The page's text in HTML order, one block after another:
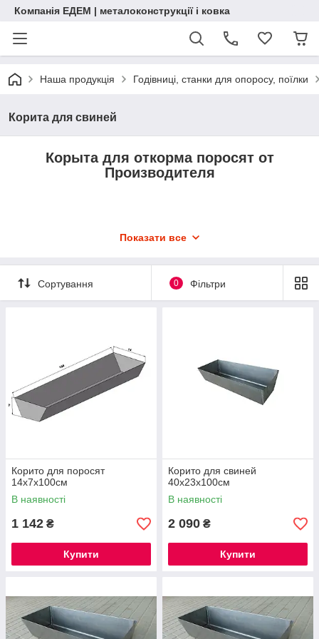
Компанія ЕДЕМ | металоконструкції і ковка
Наша продукція Годівниці, станки для опоросу, поїлки
Корита для свиней
Корыта для откорма поросят от
Производителя
Изготавливаются из металла толщиной 1,5мм
свиней
Показати все
Сортування 0 Фільтри
Корито для поросят
14х7х100см
В наявності
1 142 ₴
Купити
Корито для свиней
40х23х100см
В наявності
2 090 ₴
Купити